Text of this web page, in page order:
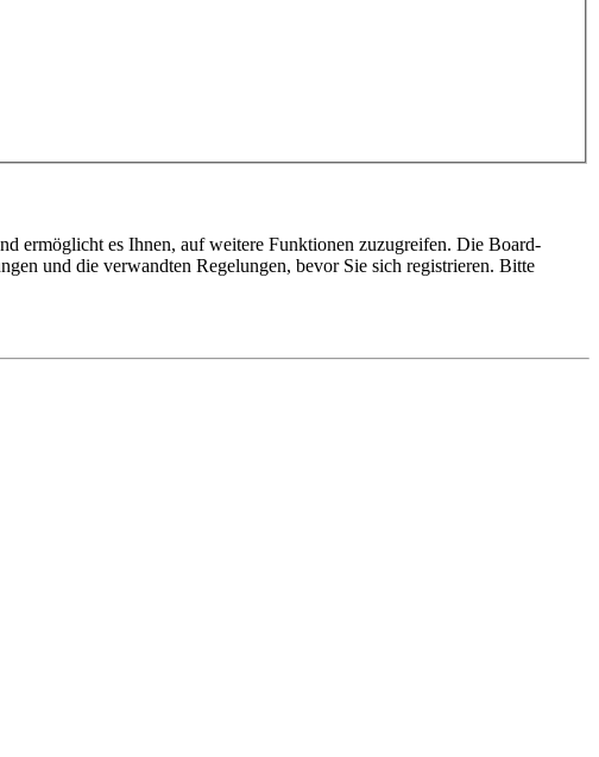
ermöglicht es Ihnen, auf weitere Funktionen zuzugreifen. Die Board-
und die verwandten Regelungen, bevor Sie sich registrieren. Bitte